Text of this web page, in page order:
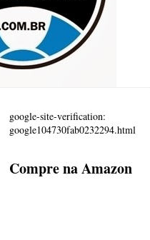
google-site-verification:
google104730fab0232294.html
Compre na Amazon